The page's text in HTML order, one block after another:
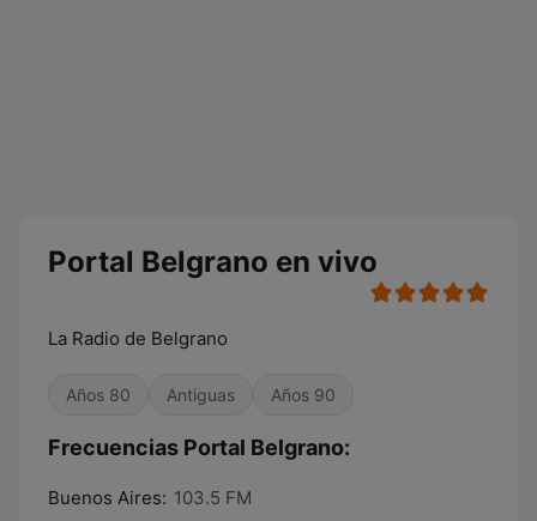
Portal Belgrano en vivo
La Radio de Belgrano
Años 80 Antiguas Años 90
Frecuencias Portal Belgrano:
Buenos Aires: 103.5 FM